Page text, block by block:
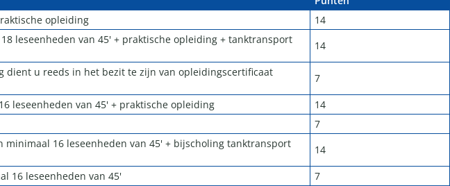
opleiding
14
leseenheden van 45' + praktische opleiding + tanktransport
14
dient u reeds in het bezit te zijn van opleidingscertificaat
7
leseenheden van 45' + praktische opleiding
14
7
16 leseenheden van 45' + bijscholing tanktransport
14
16 leseenheden van 45'
7